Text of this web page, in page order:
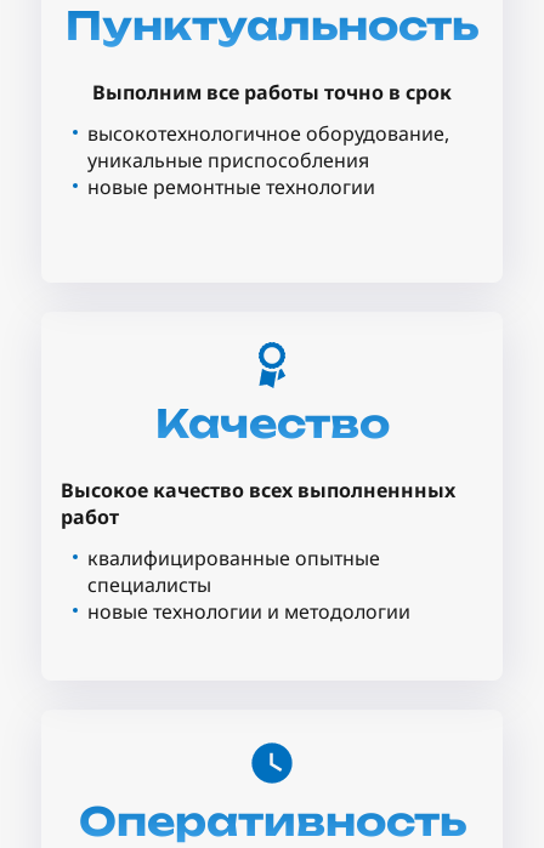
Пунктуальность
Выполним все работы точно в срок
высокотехнологичное оборудование,
уникальные приспособления
новые ремонтные технологии
Качество
Высокое качество всех выполненнных
работ
квалифицированные опытные
специалисты
новые технологии и методологии
Оперативность